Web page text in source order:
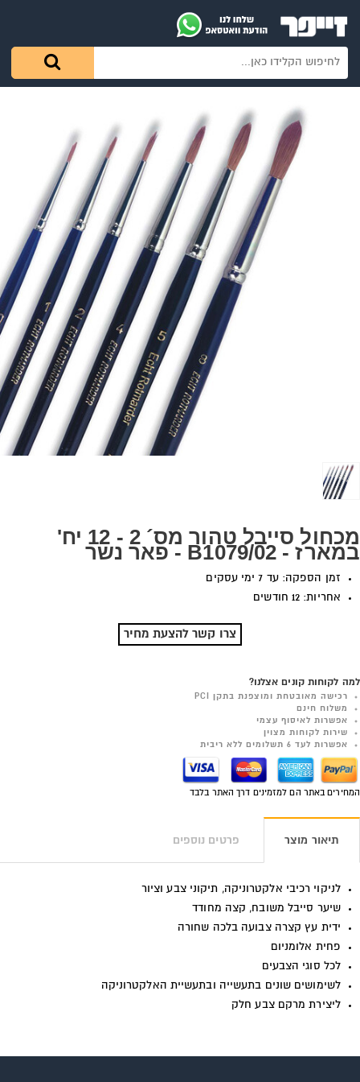
מכחול סייבל טהור מס´ 2 - 12 יח'
במארז - B1079/02 - פאר נשר
זמן הספקה: עד 7 ימי עסקים
אחריות: 12 חודשים
צרו קשר להצעת מחיר
למה לקוחות קונים אצלנו?
רכישה מאובטחת ומוצפנת בתקן PCI
משלוח חינם
אפשרות לאיסוף עצמי
שירות לקוחות מצוין
אפשרות לעד 6 תשלומים ללא ריבית
המחירים באתר הם למזמינים דרך האתר בלבד
תיאור מוצר פרטים נוספים
לניקוי רכיבי אלקטרוניקה, תיקוני צבע וציור
שיער סייבל משובח, קצה מחודד
ידית עץ קצרה צבועה בלכה שחורה
פחית אלומניום
לכל סוגי הצבעים
לשימושים שונים בתעשייה ובתעשיית האלקטרוניקה
ליצירת מרקם צבע חלק